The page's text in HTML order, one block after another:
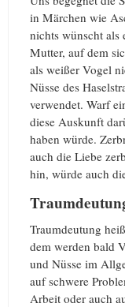
in Märchen wie
nichts wünscht als
Mutter, auf dem
als weißer Vogel
Nüsse des
verwendet. Warf
diese Auskunft
haben würde.
auch die Liebe
hin, würde auch
Traumdeutung
dem werden bald
und Nüsse im
auf schwere
Arbeit oder auch